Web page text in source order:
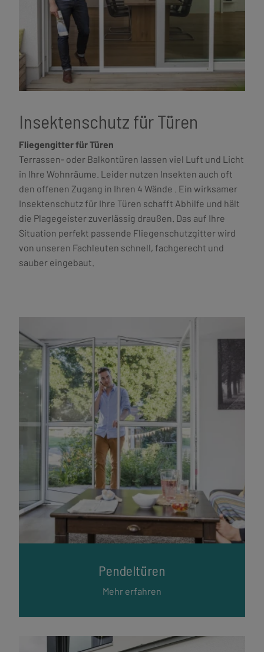
Insektenschutz für Türen
Fliegengitter für Türen
Terrassen- oder Balkontüren lassen viel Luft und Licht
in Ihre Wohnräume. Leider nutzen Insekten auch oft
den offenen Zugang in Ihren 4 Wände . Ein wirksamer
Insektenschutz für Ihre Türen schafft Abhilfe und hält
die Plagegeister zuverlässig draußen. Das auf Ihre
Situation perfekt passende Fliegenschutzgitter wird
von unseren Fachleuten schnell, fachgerecht und
sauber eingebaut.
Pendeltüren
Mehr erfahren